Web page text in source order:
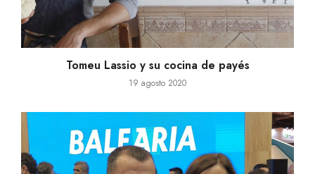
Tomeu Lassio y su cocina de payés
19 agosto 2020